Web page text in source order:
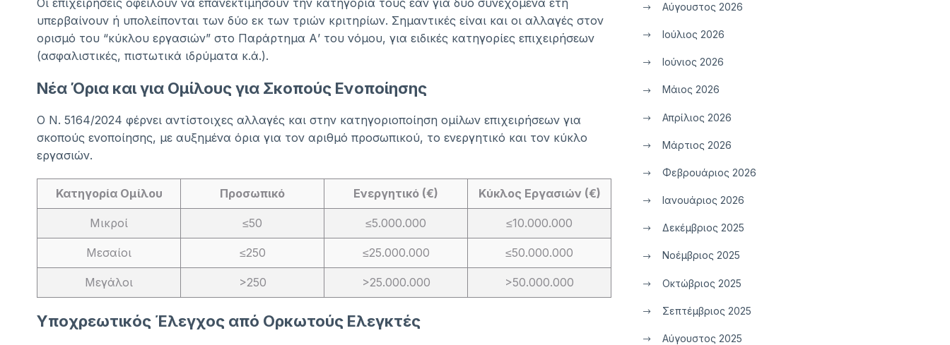
Οι επιχειρήσεις οφείλουν να επανεκτιμήσουν την κατηγορία τους εάν για δύο συνεχόμενα έτη
υπερβαίνουν ή υπολείπονται των δύο εκ των τριών κριτηρίων. Σημαντικές είναι και οι αλλαγές στον
ορισμό του “κύκλου εργασιών” στο Παράρτημα Α’ του νόμου, για ειδικές κατηγορίες επιχειρήσεων
(ασφαλιστικές, πιστωτικά ιδρύματα κ.ά.).
Νέα Όρια και για Ομίλους για Σκοπούς Ενοποίησης
Ο Ν. 5164/2024 φέρνει αντίστοιχες αλλαγές και στην κατηγοριοποίηση ομίλων επιχειρήσεων για
σκοπούς ενοποίησης, με αυξημένα όρια για τον αριθμό προσωπικού, το ενεργητικό και τον κύκλο
εργασιών.
Κατηγορία Ομίλου Προσωπικό Ενεργητικό (€) Κύκλος Εργασιών (€)
Μικροί ≤50 ≤5.000.000 ≤10.000.000
Μεσαίοι ≤250 ≤25.000.000 ≤50.000.000
Μεγάλοι >250 >25.000.000 >50.000.000
Υποχρεωτικός Έλεγχος από Ορκωτούς Ελεγκτές
Αύγουστος 2026
Ιούλιος 2026
Ιούνιος 2026
Μάιος 2026
Απρίλιος 2026
Μάρτιος 2026
Φεβρουάριος 2026
Ιανουάριος 2026
Δεκέμβριος 2025
Νοέμβριος 2025
Οκτώβριος 2025
Σεπτέμβριος 2025
Αύγουστος 2025